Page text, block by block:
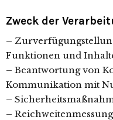
Zweck der
–
Funktionen und
– Beantwortung von
Kommunikation mit
–
–